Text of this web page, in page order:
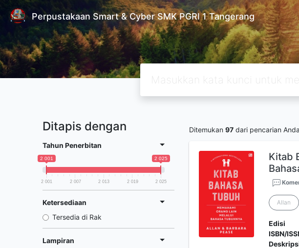
Perpustakaan Smart & Cyber SMK PGRI 1 Tangerang
Ditapis dengan
Tahun Penerbitan
2 001 2 025
2 001 2 007 2 013 2 019 2 025
Ketersediaan
Tersedia di Rak
Lampiran
Ditemukan 97 dari pencarian
Kitab
Allan
Edisi
ISBN/